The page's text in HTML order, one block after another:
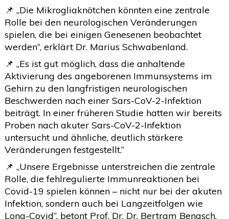
📌 „Die Mikrogliaknötchen könnten eine zentrale
Rolle bei den neurologischen Veränderungen
spielen, die bei einigen Genesenen beobachtet
werden“, erklärt Dr. Marius Schwabenland.
📌 „Es ist gut möglich, dass die anhaltende
Aktivierung des angeborenen Immunsystems im
Gehirn zu den langfristigen neurologischen
Beschwerden nach einer Sars-CoV-2-Infektion
beiträgt. In einer früheren Studie hatten wir bereits
Proben nach akuter Sars-CoV-2-Infektion
untersucht und ähnliche, deutlich stärkere
Veränderungen festgestellt.“
📌 „Unsere Ergebnisse unterstreichen die zentrale
Rolle, die fehlregulierte Immunreaktionen bei
Covid-19 spielen können – nicht nur bei der akuten
Infektion, sondern auch bei Langzeitfolgen wie
Long-Covid“, betont Prof. Dr. Dr. Bertram Bengsch.